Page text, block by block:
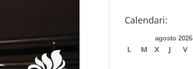
Calendari:
agosto 2026
L M X J V